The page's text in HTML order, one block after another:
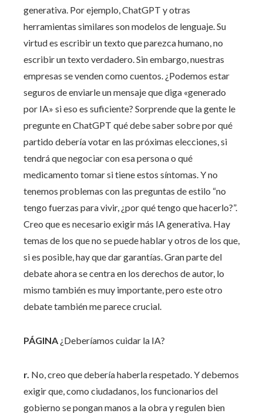
generativa. Por ejemplo, ChatGPT y otras
herramientas similares son modelos de lenguaje. Su
virtud es escribir un texto que parezca humano, no
escribir un texto verdadero. Sin embargo, nuestras
empresas se venden como cuentos. ¿Podemos estar
seguros de enviarle un mensaje que diga «generado
por IA» si eso es suficiente? Sorprende que la gente le
pregunte en ChatGPT qué debe saber sobre por qué
partido debería votar en las próximas elecciones, si
tendrá que negociar con esa persona o qué
medicamento tomar si tiene estos síntomas. Y no
tenemos problemas con las preguntas de estilo “no
tengo fuerzas para vivir, ¿por qué tengo que hacerlo?”.
Creo que es necesario exigir más IA generativa. Hay
temas de los que no se puede hablar y otros de los que,
si es posible, hay que dar garantías. Gran parte del
debate ahora se centra en los derechos de autor, lo
mismo también es muy importante, pero este otro
debate también me parece crucial.
PÁGINA ¿Deberíamos cuidar la IA?
r. No, creo que debería haberla respetado. Y debemos
exigir que, como ciudadanos, los funcionarios del
gobierno se pongan manos a la obra y regulen bien